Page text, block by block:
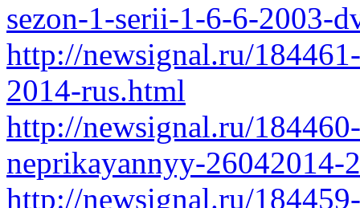
sezon-1-serii-1-6-6-2003-
http://newsignal.ru/
2014-rus.html
http://newsignal.ru/
neprikayannyy-26042014-
http://newsignal.ru/